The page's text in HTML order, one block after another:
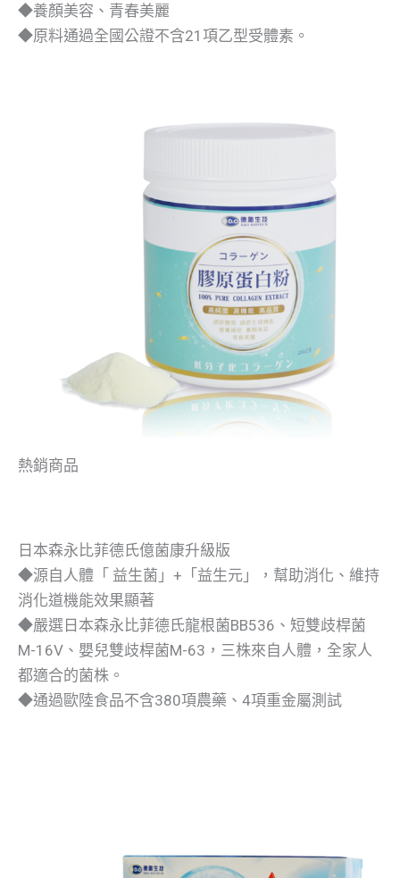
◆養顏美容、青春美麗
◆原料通過全國公證不含21項乙型受體素。
熱銷商品
日本森永比菲德氏億菌康升級版
◆源自人體「 益生菌」+「益生元」，幫助消化、維持
消化道機能效果顯著
◆嚴選日本森永比菲德氏龍根菌BB536、短雙歧桿菌
M-16V、嬰兒雙歧桿菌M-63，三株來自人體，全家人
都適合的菌株。
◆通過歐陸食品不含380項農藥、4項重金屬測試